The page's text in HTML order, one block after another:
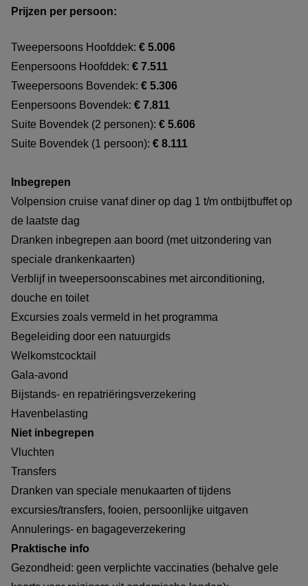
Prijzen per persoon:
Tweepersoons Hoofddek: € 5.006
Eenpersoons Hoofddek: € 7.511
Tweepersoons Bovendek: € 5.306
Eenpersoons Bovendek: € 7.811
Suite Bovendek (2 personen): € 5.606
Suite Bovendek (1 persoon): € 8.111
Inbegrepen
Volpension cruise vanaf diner op dag 1 t/m ontbijtbuffet op
de laatste dag
Dranken inbegrepen aan boord (met uitzondering van
speciale drankenkaarten)
Verblijf in tweepersoonscabines met airconditioning,
douche en toilet
Excursies zoals vermeld in het programma
Begeleiding door een natuurgids
Welkomstcocktail
Gala-avond
Bijstands- en repatriëringsverzekering
Havenbelasting
Niet inbegrepen
Vluchten
Transfers
Dranken van speciale menukaarten of tijdens
excursies/transfers, fooien, persoonlijke uitgaven
Annulerings- en bagageverzekering
Praktische info
Gezondheid: geen verplichte vaccinaties (behalve gele